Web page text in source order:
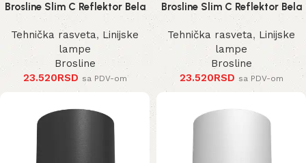
Brosline Slim C Reflektor Bela
4000K 1200 mm 40 mm 1292
mm
Tehnička rasveta,Linijske
lampe
Brosline
23.520RSD sa PDV-om
Brosline Slim C Reflektor Bela
4000K 1200 mm 40 mm 1290
mm
Tehnička rasveta, Linijske
lampe
Brosline
23.520RSD sa PDV-om